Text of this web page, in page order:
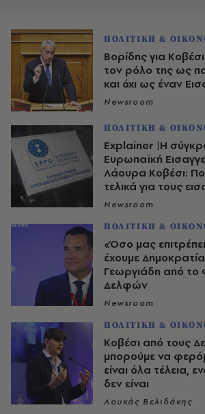
ΠΟΛΙΤΙΚΗ &
Βορίδης για
τον ρόλο της ως
και όχι ως έναν
Newsroom
ΠΟΛΙΤΙΚΗ &
Explainer |Η
Ευρωπαϊκή
Λάουρα Κοβέσι:
τελικά για τους
Newsroom
ΠΟΛΙΤΙΚΗ &
«Όσο μας
έχουμε
Γεωργιάδη από
Δελφών
Newsroom
ΠΟΛΙΤΙΚΗ &
Κοβέσι από τους
μπορούμε να
είναι όλα τέλεια,
δεν είναι
Λουκάς Βελιδάκης